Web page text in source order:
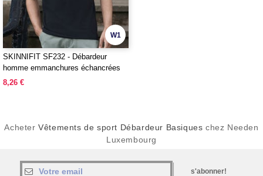
W1
SKINNIFIT SF232 - Débardeur
homme emmanchures échancrées
8,26 €
AcheterVêtements de sport Débardeur Basiques chez Needen
Luxembourg
s'abonner!